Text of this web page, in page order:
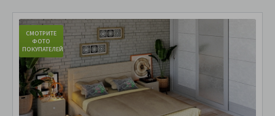
СМОТРИТЕ
ФОТО
ПОКУПАТЕЛЕЙ